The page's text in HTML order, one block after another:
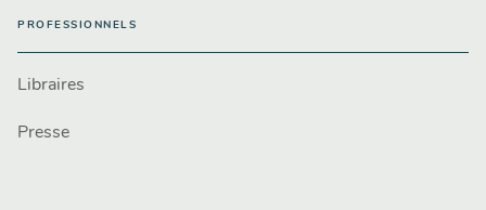
PROFESSIONNELS
Libraires
Presse